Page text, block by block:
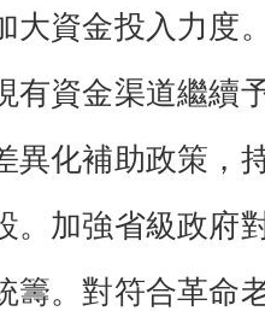
資金投入力度
有資金渠道繼續
異化補助政策，
。加強省級政府
籌。對符合革命